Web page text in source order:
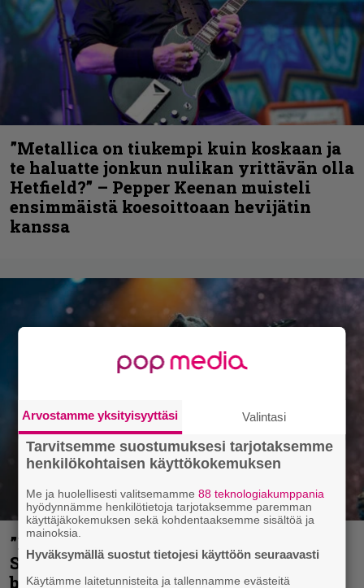
”Metallica on tiukempi kuin koskaan ja
te haluatte jonkun nulikan yrittävän olla
Hetfield?” – Pepper Keenan muisteli
ensimmäistä koesoittoaan hevijätin
kanssa
”He ovat tuoneet soittoon jotain uutta” –
Sepulturan Andreas Kisser nimeää
bändin, jonka riffit ovat tehneet
Arvostamme yksityisyyttäsi Valintasi
Tarvitsemme suostumuksesi tarjotaksemme
henkilökohtaisen käyttökokemuksen
Me ja huolellisesti valitsemamme88 teknologiakumppania
hyödynnämme henkilötietoja tarjotaksemme paremman
käyttäjäkokemuksen sekä kohdentaaksemme sisältöä ja
mainoksia.
Hyväksymällä suostut tietojesi käyttöön seuraavasti
Käytämme laitetunnisteita ja tallennamme evästeitä